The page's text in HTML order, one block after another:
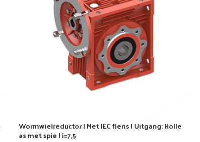
Wormwielreductor | Met IEC flens | Uitgang: Holle
as met spie | i=7,5